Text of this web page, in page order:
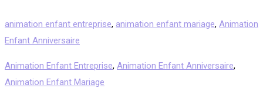
animation enfant entreprise, animation enfant mariage, Animation
Enfant Anniversaire
Animation Enfant Entreprise, Animation Enfant Anniversaire,
Animation Enfant Mariage